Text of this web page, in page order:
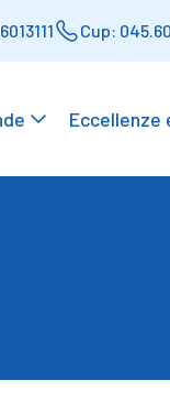
Cup:
Eccellenze